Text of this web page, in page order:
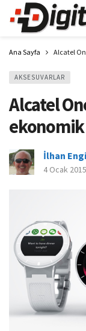
Ana Sayfa Alcatel
AKSESUVARLAR
Alcatel
ekonomik
İlhan
4 Ocak 2015